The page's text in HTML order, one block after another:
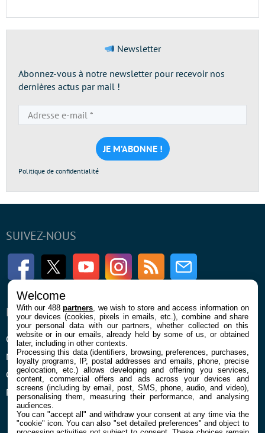
Newsletter
Abonnez-vous à notre newsletter pour recevoir nos
dernières actus par mail !
e-
mail
*
Politique de confidentialité
SUIVEZ-NOUS
FacebookTwitter Youtube InstagramRSS Newsletter
ENTREPRISE
Qui sommes nous
Mentions légales et CGU
Confidentialité et Cookies
Préférences cookies
À PROPOS
La rédaction
Contact
Welcome
With our 488partners , we wish to store and access information on
your devices (cookies, pixels in emails, etc.), combine and share
your personal data with our partners, whether collected on this
website or in our emails, already held by some of us, or obtained
later, including in other contexts.
Processing this data (identifiers, browsing, preferences, purchases,
loyalty programs, IP, postal addresses and emails, phone, precise
geolocation, etc.) allows developing and offering you services,
content, commercial offers and ads across your devices and
screens (including by email, post, SMS, phone, audio, and video),
personalising them, measuring their performance, and analysing
audiences.
You can "accept all" and withdraw your consent at any time via the
"cookie" icon. You can also "set detailed preferences" and object to